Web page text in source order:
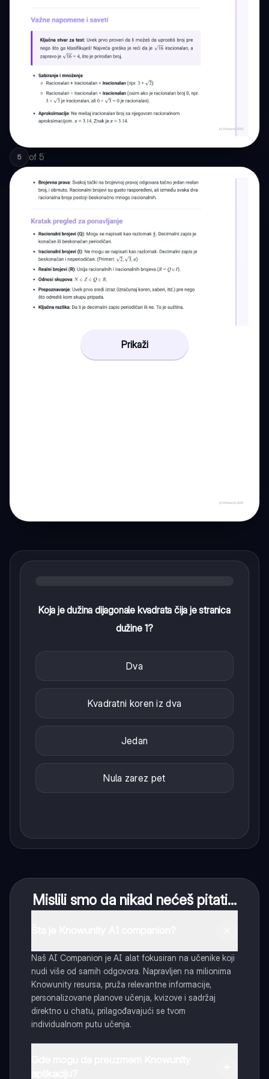
5 of 5
Prikaži
Koja je dužina dijagonale kvadrata čija je stranica
dužine 1?
Dva
Kvadratni koren iz dva
Jedan
Nula zarez pet
Mislili smo da nikad nećeš pitati...
Naš AI Companion je AI alat fokusiran na učenike koji
nudi više od samih odgovora. Napravljen na milionima
Knowunity resursa, pruža relevantne informacije,
personalizovane planove učenja, kvizove i sadržaj
direktno u chatu, prilagođavajući se tvom
individualnom putu učenja.